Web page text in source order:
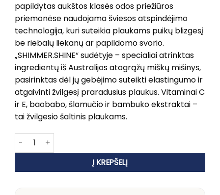
papildytas aukštos klasės odos priežiūros
priemonėse naudojama šviesos atspindėjimo
technologija, kuri suteikia plaukams puikų blizgesį
be riebalų liekanų ar papildomo svorio.
„SHIMMER.SHINE“ sudėtyje – specialiai atrinktas
ingredientų iš Australijos atogrąžų miškų mišinys,
pasirinktas dėl jų gebėjimo suteikti elastingumo ir
atgaivinti žvilgesį praradusius plaukus. Vitaminai C
ir E, baobabo, šlamučio ir bambuko ekstraktai –
tai žvilgesio šaltinis plaukams.
produkto kiekis: KEVIN MURPHY SHIMMER.SHINE
Į KREPŠELĮ